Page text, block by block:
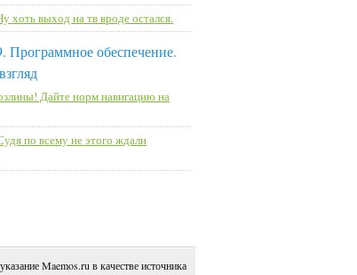
хоть выход на тв вроде остался.
Программное обеспечение.
Дайте норм навигацию на
по всему не этого ждали
Maemos.ru в качестве источника